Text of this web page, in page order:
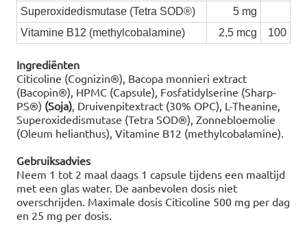
Superoxidedismutase (Tetra SOD®)
5 mg
Vitamine B12 (methylcobalamine)
2,5 mcg 100
Ingrediënten
Citicoline (Cognizin®), Bacopa monnieri extract
(Bacopin®), HPMC (Capsule), Fosfatidylserine (Sharp-
PS®) (Soja), Druivenpitextract (30% OPC), L-Theanine,
Superoxidedismutase (Tetra SOD®), Zonnebloemolie
(Oleum helianthus), Vitamine B12 (methylcobalamine).
Gebruiksadvies
Neem 1 tot 2 maal daags 1 capsule tijdens een maaltijd
met een glas water. De aanbevolen dosis niet
overschrijden. Maximale dosis Citicoline 500 mg per dag
en 25 mg per dosis.